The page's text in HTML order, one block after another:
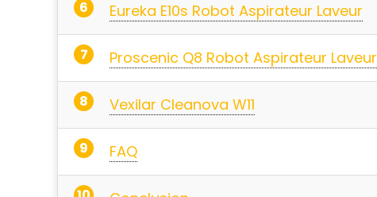
Eureka E10s Robot Aspirateur Laveur
Proscenic Q8 Robot Aspirateur Laveur
Vexilar Cleanova W11
FAQ